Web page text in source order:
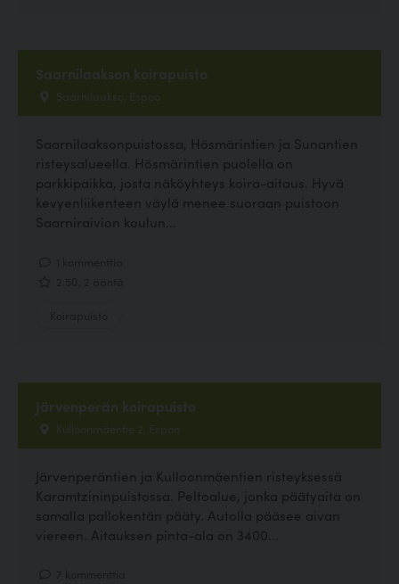
Saarnilaakson koirapuisto
Saarnilaakso, Espoo
Saarnilaaksonpuistossa, Hösmärintien ja Sunantien
risteysalueella. Hösmärintien puolella on
parkkipaikka, josta näköyhteys koira-aitaus. Hyvä
kevyenliikenteen väylä menee suoraan puistoon
Saarniraivion koulun...
Järvenperän koirapuisto
Kulloonmäentie 2, Espoo
Järvenperäntien ja Kulloonmäentien risteyksessä
Karamtzininpuistossa. Peltoalue, jonka päätyaita on
samalla pallokentän pääty. Autolla pääsee aivan
viereen. Aitauksen pinta-ala on 3400...